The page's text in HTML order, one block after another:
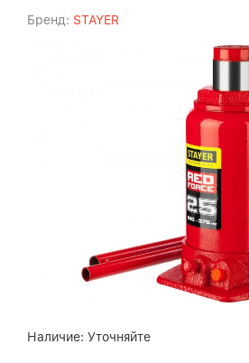
Бренд: STAYER
Наличие: Уточняйте